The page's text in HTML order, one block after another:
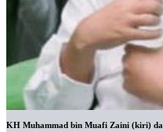
KH Muhammad bin Muafi Zaini (kiri)